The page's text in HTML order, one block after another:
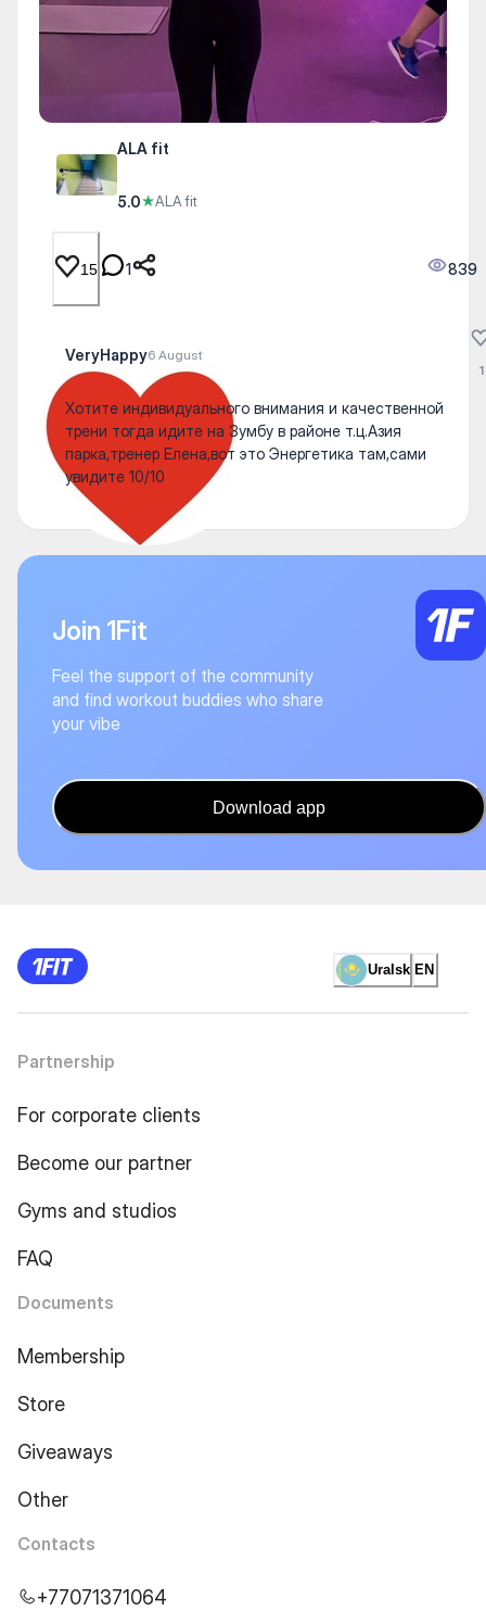
ALA fit
5.0★ALA fit
15 1 839
VeryHappy6 August
Хотите индивидуального внимания и качественной
трени тогда идите на Зумбу в районе т.ц.Азия
парка,тренер Елена,вот это Энергетика там,сами
увидите 10/10
1
Join 1Fit
Feel the support of the community
and find workout buddies who share
your vibe
Download app
Uralsk EN
Partnership
For corporate clients
Become our partner
Gyms and studios
FAQ
Documents
Membership
Store
Giveaways
Other
Contacts
+77071371064